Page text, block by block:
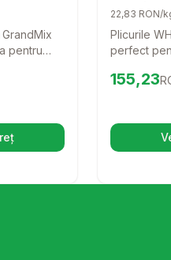
pentru
si
într-o filă nouă)
umeda
adulte
pasare,
22,83 RON/
Plicurile
perfect
rata si
nutritie
Preț:
155,23